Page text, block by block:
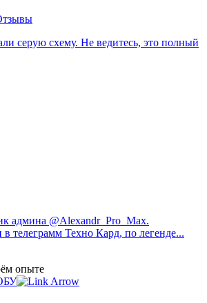
серую схему. Не ведитесь, это полный
админа @Alexandr_Pro_Max.
телеграмм Техно Кард, по легенде...
опыте